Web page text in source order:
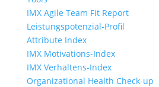
IMX Agile Team Fit Report
Leistungspotenzial-Profil
Attribute Index
IMX Motivations-Index
IMX Verhaltens-Index
Organizational Health Check-up